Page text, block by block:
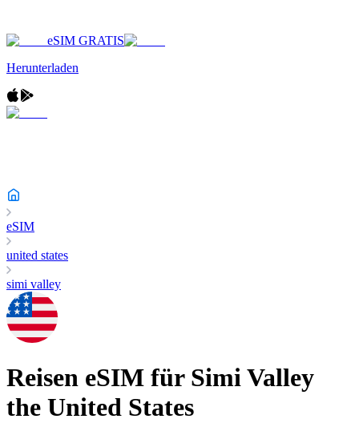
eSIM GRATIS
Herunterladen
eSIM
united states
simi valley
Reisen eSIM für Simi Valley
the United States